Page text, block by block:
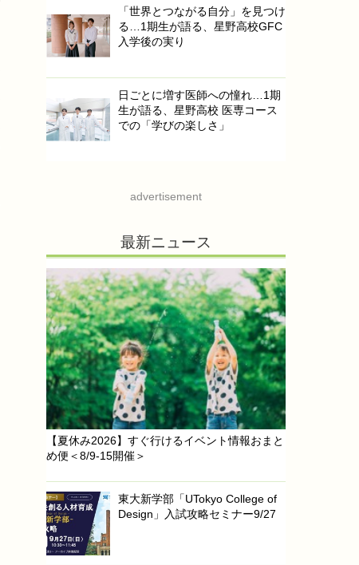
「世界とつながる自分」を見つけ
る…1期生が語る、星野高校GFC
入学後の実り
日ごとに増す医師への憧れ…1期
生が語る、星野高校 医専コース
での「学びの楽しさ」
advertisement
最新ニュース
【夏休み2026】すぐ行けるイベント情報おまと
め便＜8/9-15開催＞
東大新学部「UTokyo College of
Design」入試攻略セミナー9/27